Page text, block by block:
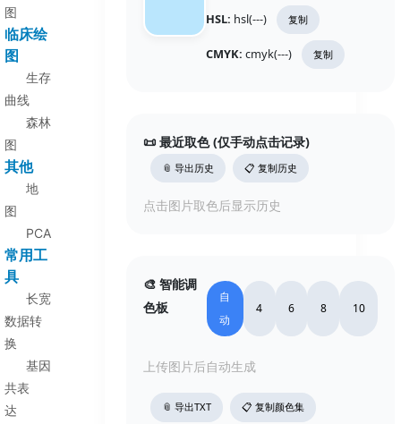
图
临床绘
图
生存
曲线
森林
图
其他
地
图
PCA
常用工
具
长宽
数据转
换
基因
共表
达
HSL: hsl(---) 复制
CMYK: cmyk(---) 复制
📜 最近取色 (仅手动点击记录)
📎 导出历史 📋 复制历史
点击图片取色后显示历史
🎨 智能调
色板
自
动
4 6 8 10
上传图片后自动生成
📎 导出TXT 📋 复制颜色集